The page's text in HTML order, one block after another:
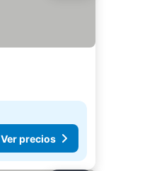
Ver precios